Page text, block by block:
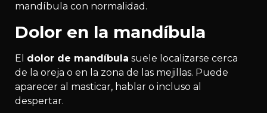
mandíbula con normalidad.
Dolor en la mandíbula
El dolor de mandíbula suele localizarse cerca
de la oreja o en la zona de las mejillas. Puede
aparecer al masticar, hablar o incluso al
despertar.